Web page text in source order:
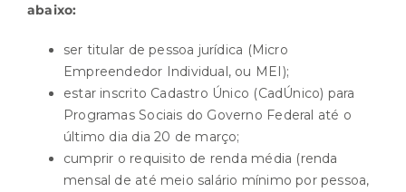
abaixo:
ser titular de pessoa jurídica (Micro
Empreendedor Individual, ou MEI);
estar inscrito Cadastro Único (CadÚnico) para
Programas Sociais do Governo Federal até o
último dia dia 20 de março;
cumprir o requisito de renda média (renda
mensal de até meio salário mínimo por pessoa,